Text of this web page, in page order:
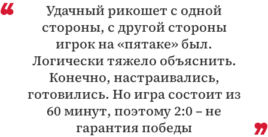
Удачный рикошет с одной
стороны, с другой стороны
игрок на «пятаке» был.
Логически тяжело объяснить.
Конечно, настраивались,
готовились. Но игра состоит из
60 минут, поэтому 2:0 – не
гарантия победы